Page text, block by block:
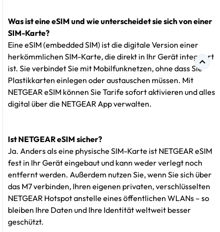
Was ist eine eSIM und wie unterscheidet sie sich von einer
SIM-Karte?
Eine eSIM (embedded SIM) ist die digitale Version einer
herkömmlichen SIM-Karte, die direkt in Ihr Gerät integriert
ist. Sie verbindet Sie mit Mobilfunknetzen, ohne dass Sie
Plastikkarten einlegen oder austauschen müssen. Mit
NETGEAR eSIM können Sie Tarife sofort aktivieren und alles
digital über die NETGEAR App verwalten.
Ist NETGEAR eSIM sicher?
Ja. Anders als eine physische SIM-Karte ist NETGEAR eSIM
fest in Ihr Gerät eingebaut und kann weder verlegt noch
entfernt werden. Außerdem nutzen Sie, wenn Sie sich über
das M7 verbinden, Ihren eigenen privaten, verschlüsselten
NETGEAR Hotspot anstelle eines öffentlichen WLANs – so
bleiben Ihre Daten und Ihre Identität weltweit besser
geschützt.